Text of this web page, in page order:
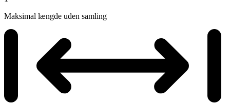
Maksimal længde uden samling